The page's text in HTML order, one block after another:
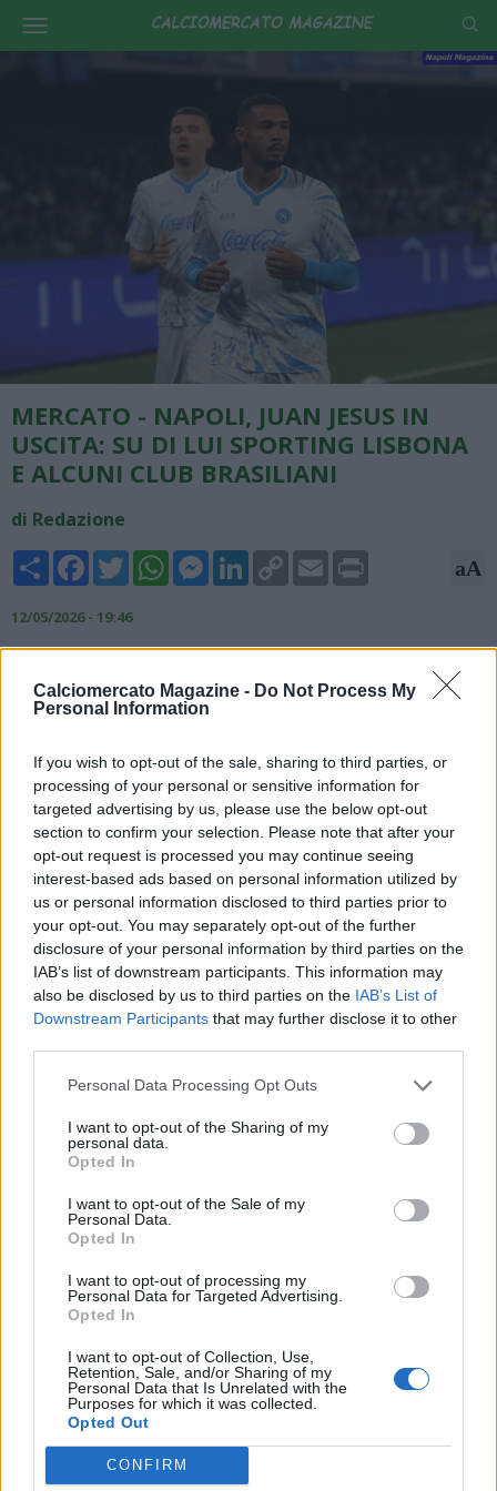
Calciomercato Magazine - Do Not Process My
Personal Information
If you wish to opt-out of the sale, sharing to third parties, or
processing of your personal or sensitive information for
targeted advertising by us, please use the below opt-out
section to confirm your selection. Please note that after your
opt-out request is processed you may continue seeing
interest-based ads based on personal information utilized by
us or personal information disclosed to third parties prior to
your opt-out. You may separately opt-out of the further
disclosure of your personal information by third parties on the
IAB’s list of downstream participants. This information may
also be disclosed by us to third parties on the IAB’s List of
Downstream Participants that may further disclose it to other
Personal Data Processing Opt Outs
I want to opt-out of the Sharing of my
personal data.
Opted In
I want to opt-out of the Sale of my
Personal Data.
Opted In
I want to opt-out of processing my
Personal Data for Targeted Advertising.
Opted In
I want to opt-out of Collection, Use,
Retention, Sale, and/or Sharing of my
Personal Data that Is Unrelated with the
Purposes for which it was collected.
Opted Out
CONFIRM
MERCATO - NAPOLI, JUAN JESUS IN
USCITA: SU DI LUI SPORTING LISBONA
E ALCUNI CLUB BRASILIANI
di Redazione
Share FacebookTwitterWhatsAppMessengerLinkedInCopy
Link
Email aA
12/05/2026 - 19:46
alcuni dettagli sul futuro del diensoe azzurro Juan Jeus. Stando
a quanto riportato, infatti, l'addio di Juan Jesus al Napoli
estimatori: sulle sue tracce, infatti, ci sarebbero lo Sporting
Lisbona in Liga Portugal e anche l'Atletico Mineiro. Anche altri
club brasiliani sembrano essere sulle sue tracce, ma al
momento alcuna trattativa sembra essere in via di
definizione.
Il materiale (testo, foto e video) consultabile in questo portale è di nostra proprietà.
Alcune foto (screenshot) ed articoli presenti su "Calciomercato Magazine" sono in parte
giunti da internet, in quanto arrivati alla nostra attenzione attraverso regolari
comunicati stampa con immagini e testi allegati ed autorizzati alla pubblicazione, e
quindi valutati di pubblico dominio. Se i soggetti o gli autori avessero qualcosa in
contrario alla pubblicazione, non avranno che da segnalarlo alla redazione (indirizzo
email:redazione@napolimagazine.com), che provvederà prontamente alla rimozione.
"Calciomercato Magazine" non è una testata giornalistica, ma un sito di informazione di